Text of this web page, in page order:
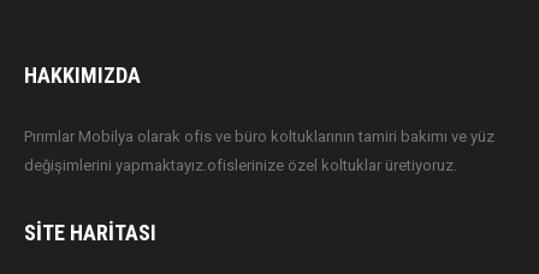
HAKKIMIZDA
Pırımlar Mobilya olarak ofis ve büro koltuklarının tamiri bakımı ve yüz
değişimlerini yapmaktayız.ofislerinize özel koltuklar üretiyoruz.
SITE HARITASI